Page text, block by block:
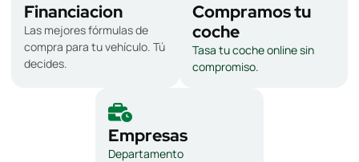
Financiacion
Las mejores fórmulas de
compra para tu vehículo. Tú
decides.
Compramos tu
coche
Tasa tu coche online sin
compromiso.
Empresas
Departamento